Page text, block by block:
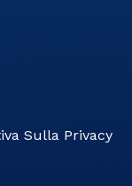
Sulla Privacy